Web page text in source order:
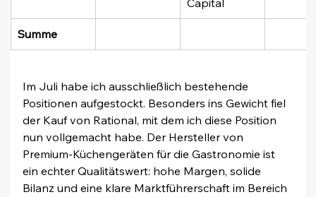
Capital
Summe
Im Juli habe ich ausschließlich bestehende
Positionen aufgestockt. Besonders ins Gewicht fiel
der Kauf von Rational, mit dem ich diese Position
nun vollgemacht habe. Der Hersteller von
Premium-Küchengeräten für die Gastronomie ist
ein echter Qualitätswert: hohe Margen, solide
Bilanz und eine klare Marktführerschaft im Bereich